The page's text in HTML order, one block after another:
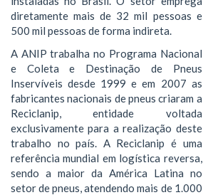
diretamente mais de 32 mil pessoas e
500 mil pessoas de forma indireta.
A ANIP trabalha no Programa Nacional
e Coleta e Destinação de Pneus
Inservíveis desde 1999 e em 2007 as
fabricantes nacionais de pneus criaram a
Reciclanip, entidade voltada
exclusivamente para a realização deste
trabalho no país. A Reciclanip é uma
referência mundial em logística reversa,
sendo a maior da América Latina no
setor de pneus, atendendo mais de 1.000